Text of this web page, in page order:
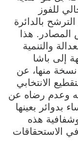
للفوز
بالدائرة
تضيف نفس المصادر. هذا
والتنمية
إلى باشا
منها، عن
الانتخابي
وعدم رضاه عن
بدوائر بعينها
هذه
في الاستحقاقات